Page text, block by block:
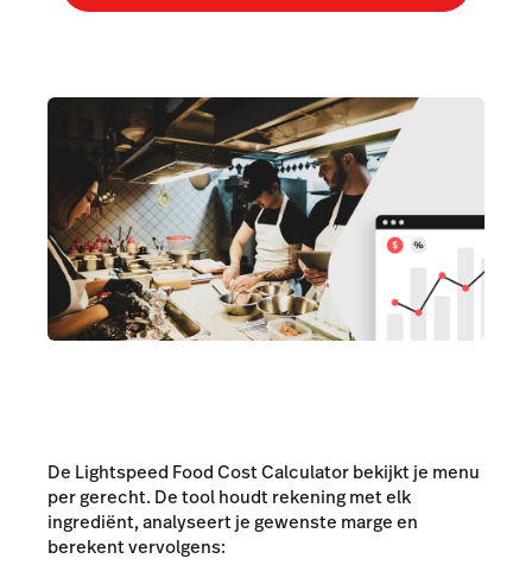
De Lightspeed Food Cost Calculator bekijkt je menu
per gerecht. De tool houdt rekening met elk
ingrediënt, analyseert je gewenste marge en
berekent vervolgens: